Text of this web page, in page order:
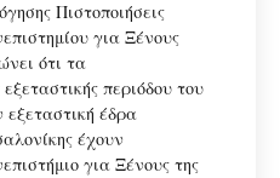
Πιστοποιήσεις
για Ξένους
ότι τα
περιόδου του
έδρα
έχουν
για Ξένους της